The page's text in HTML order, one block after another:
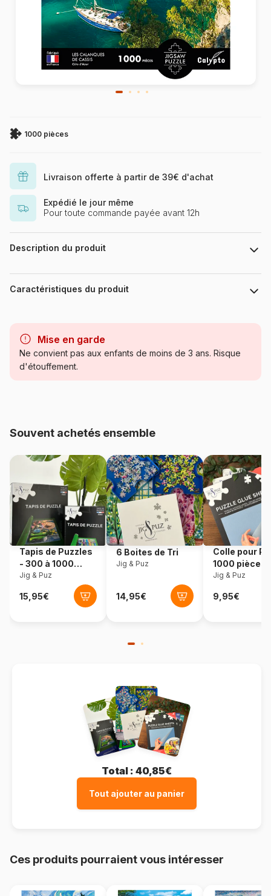
1000 pièces
Livraison offerte à partir de 39€ d'achat
Expédié le jour même
Pour toute commande payée avant 12h
Description du produit
Création Véronique Debroise
Avec 1000 pièces toutes différentes, une qualité d'impression
issue des dernières technologies permettant d'obtenir de
fabrication Française, pour limiter l'empreinte carbone, la
gamme Calypto propose un véritable renouveau dans le
monde des puzzles.
Caractéristiques du produit
Catégorie Puzzles - Mers et Océans
Référence Calypto-7112
EAN 3373910071123
Nombre de pièces 1000 pièces
Dimensions 68 x 48 cm
Mise en garde
Ne convient pas aux enfants de moins de 3 ans. Risque
d'étouffement.
Souvent achetés ensemble
Tapis de Puzzles
- 300 à 1000
pièces
Jig & Puz
6 Boites de Tri
Jig & Puz
Colle pour
1000 pièces
Jig & Puz
Total : 40,85€
Tout ajouter au panier
Ces produits pourraient vous intéresser